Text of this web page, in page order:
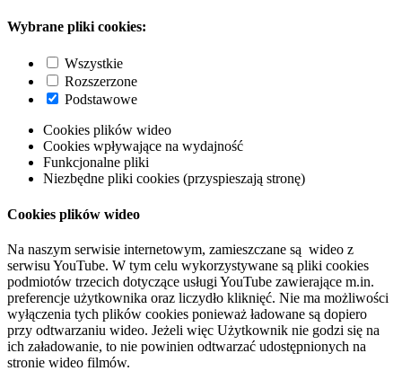
Wybrane pliki cookies:
Wszystkie
Rozszerzone
Podstawowe
Cookies plików wideo
Cookies wpływające na wydajność
Funkcjonalne pliki
Niezbędne pliki cookies (przyspieszają stronę)
Cookies plików wideo
Na naszym serwisie internetowym, zamieszczane są wideo z
serwisu YouTube. W tym celu wykorzystywane są pliki cookies
podmiotów trzecich dotyczące usługi YouTube zawierające m.in.
preferencje użytkownika oraz liczydło kliknięć. Nie ma możliwości
wyłączenia tych plików cookies ponieważ ładowane są dopiero
przy odtwarzaniu wideo. Jeżeli więc Użytkownik nie godzi się na
ich załadowanie, to nie powinien odtwarzać udostępnionych na
stronie wideo filmów.